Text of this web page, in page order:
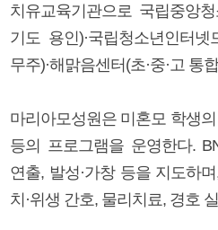
치유교육기관으로 국립중앙청
기도 용인)·국립청소년인터
무주)·해맑음센터(초·중·고 통
마리아모성원은 미혼모 학생
등의 프로그램을 운영한다.
연출, 발성·가창 등을 지도하
치·위생 간호, 물리치료, 경호